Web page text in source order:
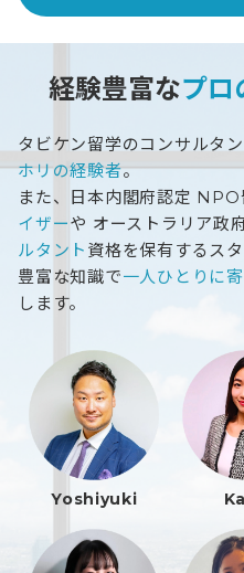
経験豊富なプロ
タビケン留学のコンサルタ
ホリの経験者。
また、日本内閣府認定 NPO
イザーや オーストラリア政
ルタント 資格を保有するスタ
豊富な知識で一人ひとりに
します。
Yoshiyuki